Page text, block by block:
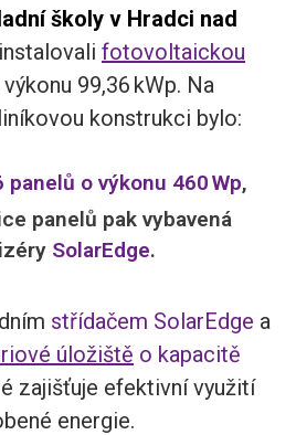
školy v Hradci nad
fotovoltaickou
99,36 kWp. Na
konstrukci bylo:
panelů o výkonu 460 Wp,
panelů pak vybavená
SolarEdge.
střídačem SolarEdge a
úložiště o kapacitě
zajišťuje efektivní využití
energie.